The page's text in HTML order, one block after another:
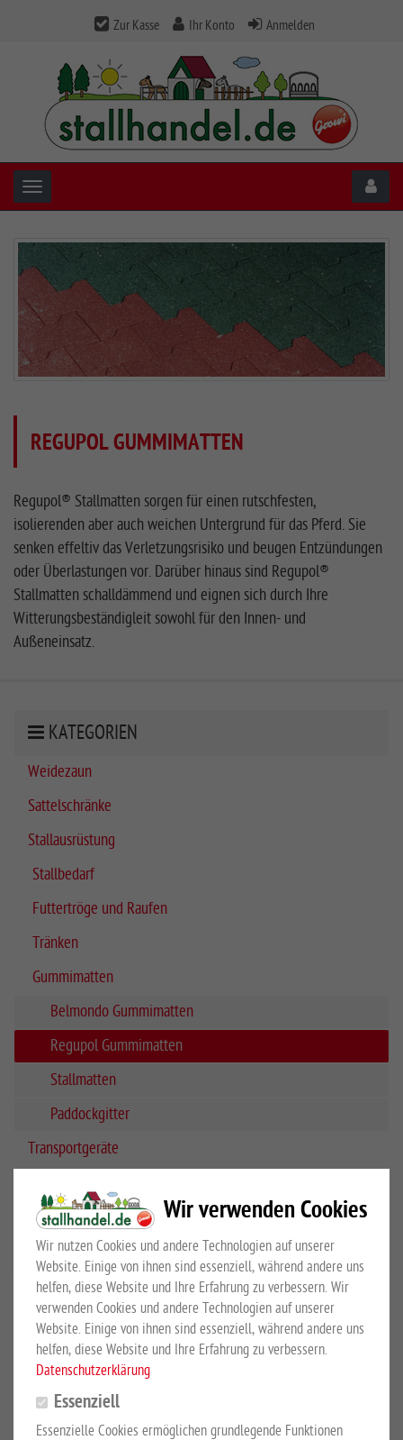
Zur Kasse Ihr Konto Anmelden
Toggle navigation
REGUPOL GUMMIMATTEN
Regupol® Stallmatten sorgen für einen rutschfesten,
isolierenden aber auch weichen Untergrund für das Pferd. Sie
senken effeltiv das Verletzungsrisiko und beugen Entzündungen
oder Überlastungen vor. Darüber hinaus sind Regupol®
Stallmatten schalldämmend und eignen sich durch Ihre
Witterungsbeständigleit sowohl für den Innen- und
Außeneinsatz.
KATEGORIEN
Weidezaun
Sattelschränke
Stallausrüstung
Stallbedarf
Futtertröge und Raufen
Tränken
Gummimatten
Belmondo Gummimatten
Regupol Gummimatten
Stallmatten
Paddockgitter
Transportgeräte
Schermaschinen
Sale %
Top Artikel
Wir verwenden Cookies
Wir nutzen Cookies und andere Technologien auf unserer
Website. Einige von ihnen sind essenziell, während andere uns
helfen, diese Website und Ihre Erfahrung zu verbessern. Wir
verwenden Cookies und andere Technologien auf unserer
Website. Einige von ihnen sind essenziell, während andere uns
helfen, diese Website und Ihre Erfahrung zu verbessern.
Datenschutzerklärung
Essenziell
Essenzielle Cookies ermöglichen grundlegende Funktionen